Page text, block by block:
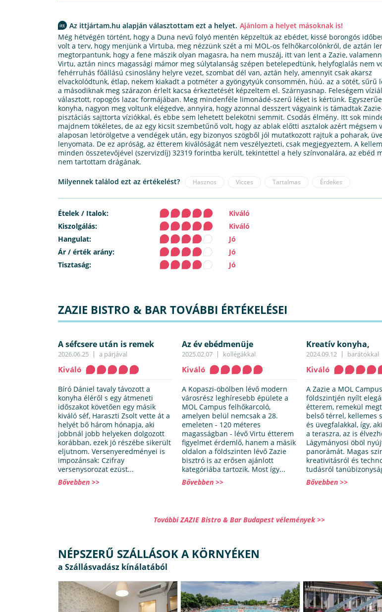
Az ittjártam.hu alapján választottam ezt a helyet. Ajánlom a helyet másoknak is!
Még hétvégén történt, hogy a Duna nevű folyó mentén képzeltük az ebédet, kissé borongós
volt a terv, hogy menjünk a Virtuba, meg nézzünk szét a mi MOL-os felhőkarcolónkról, de aztán
megtorpantunk, hogy a fene mászik olyan magasra, ha nem muszáj, itt van lent a Zazie,
Virtu, aztán nincs magassági mámor meg súlytalanság szépen betelepedtünk, helyfoglalás nem
fehérruhás főállású csinoslány helyre vezet, szombat dél van, aztán hely, amennyit csak akarsz
elvackolódtunk, étlap, nekem kiakadt a potméter a gyöngytyúk consommén, húú. az a sötét, sűrű
a másodiknak meg szárazon érlelt kacsa érkeztetését képzeltem el. Szárnyasnap. Feleségem
választott, ropogós lazac formájában. Meg mindenféle limonádé-szerű léket is kértünk.
konyha, nagyon meg voltunk elégedve, annyira, hogy azonnal desszert vágyaink is támadtak
pisztáciás sajttorta víziókkal, és ebbe sem lehetett belekötni semmit. Csodás élmény. Itt sok
majdnem tökéletes, de az egy kicsit szembetűnő volt, hogy az ablak előtti asztalok azért mégsem
alaposan letörölgetve a vendégek után, egy bizonyos szögből jól mutatkozott rajtuk a poharak,
lenyomata. De ez apróság, az étterem kiválóságát nem veszélyezteti, csak megjegyeztem. A
minden összetevőjével (szervizdíj) 32319 forintba került, tekintettel a hely színvonalára, az ebéd
nem tartottam drágának.
Milyennek találod ezt az értékelést? Hasznos Vicces Tartalmas Érdekes
Ételek / Italok:
Kiváló
Kiszolgálás:
Kiváló
Hangulat:
Jó
Ár / érték arány:
Jó
Tisztaság:
Jó
ZAZIE BISTRO & BAR TOVÁBBI ÉRTÉKELÉSEI
A séfcsere után is remek
2026.06.25 a párjával
Kiváló
Bíró Dániel tavaly távozott a
konyha éléről s egy átmeneti
időszakot követően egy másik
kiváló séf, Haraszti Zsolt vette át a
helyét bő három hónapja, aki
jobbnál jobb helyeken dolgozott
korábban, ezek jó részébe sikerült
eljutnom. Versenyeredményei is
impozánsak: Czifray
versenysorozat ezüst...
Bővebben >>
Az év ebédmenüje
2025.02.07 kollégákkal
Kiváló
A Kopaszi-öbölben lévő modern
városrész leghíresebb épülete a
MOL Campus felhőkarcoló,
amelyen belül nemcsak a 28.
emeleten - 120 méteres
magasságban - lévő Virtu étterem
figyelmet érdemlő, hanem a másik
oldalon a földszinten lévő Zazie
bisztró is az erősen ajánlott
kategóriába tartozik. Most így...
Bővebben >>
Kreatív konyha,
kifogástalan
2024.09.12 barátokkal
Kiváló
A Zazie a MOL Campus
földszintjén nyílt
étterem, remekül
belső térrel, kellemes
és üvegfalakkal, így,
a teraszra, az is
Lágymányosi öböl
panorámát. Magas
kreativitásról és
tudásról
Bővebben >>
További ZAZIE Bistro & Bar Budapest vélemények >>
NÉPSZERŰ SZÁLLÁSOK A KÖRNYÉKEN